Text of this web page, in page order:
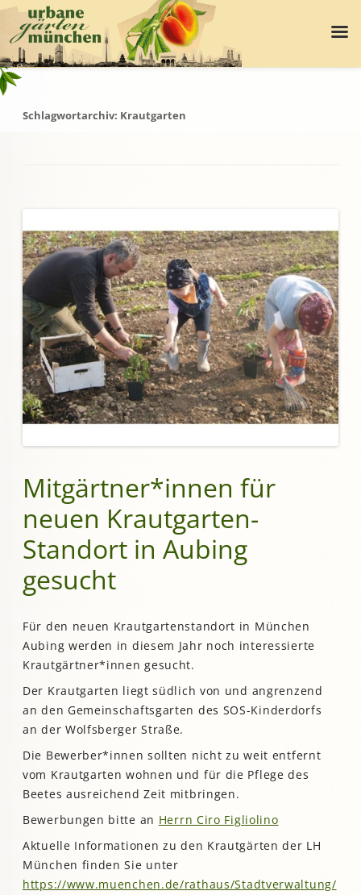
Schlagwortarchiv: Krautgarten
Mitgärtner*innen für
neuen Krautgarten-
Standort in Aubing
gesucht
Für den neuen Krautgartenstandort in München
Aubing werden in diesem Jahr noch interessierte
Krautgärtner*innen gesucht.
Der Krautgarten liegt südlich von und angrenzend
an den Gemeinschaftsgarten des SOS-Kinderdorfs
an der Wolfsberger Straße.
Die Bewerber*innen sollten nicht zu weit entfernt
vom Krautgarten wohnen und für die Pflege des
Beetes ausreichend Zeit mitbringen.
Bewerbungen bitte an Herrn Ciro Figliolino
Aktuelle Informationen zu den Krautgärten der LH
München finden Sie unter
https://www.muenchen.de/rathaus/Stadtverwaltung/